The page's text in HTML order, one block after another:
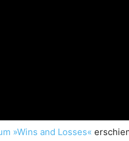
»Wins and Losses«